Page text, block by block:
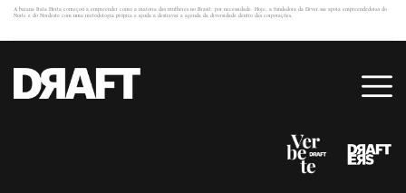
A baiana Itala Herta começou a empreender como a maioria das mulheres no Brasil: por necessidade. Hoje, a fundadora da Diver.ssa apoia empreendedoras do
Norte e do Nordeste com uma metodologia própria e ajuda a destravar a agenda da diversidade dentro das corporações.